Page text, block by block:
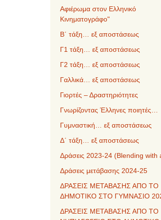
Αφιέρωμα στον Ελληνικό
Κινηματογράφο"
Β΄ τάξη… εξ αποστάσεως
Γ1 τάξη… εξ αποστάσεως
Γ2 τάξη… εξ αποστάσεως
Γαλλικά… εξ αποστάσεως
Γιορτές – Δραστηριότητες
Γνωρίζοντας Έλληνες ποιητές…
Γυμναστική… εξ αποστάσεως
Δ΄ τάξη… εξ αποστάσεως
Δράσεις 2023-24 (Blending with
Δράσεις μετάβασης 2024-25
ΔΡΑΣΕΙΣ ΜΕΤΑΒΑΣΗΣ ΑΠΟ ΤΟ
ΔΗΜΟΤΙΚΟ ΣΤΟ ΓΥΜΝΑΣΙΟ
ΔΡΑΣΕΙΣ ΜΕΤΑΒΑΣΗΣ ΑΠΟ ΤΟ